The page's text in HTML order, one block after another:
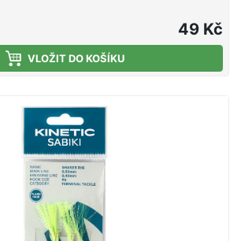
ostřené háčky Krystalový
Cílová ryba: sleď a další
#5, délka 130 cm, vlasec 0,60
49 Kč
VLOŽIT DO KOŠÍKU